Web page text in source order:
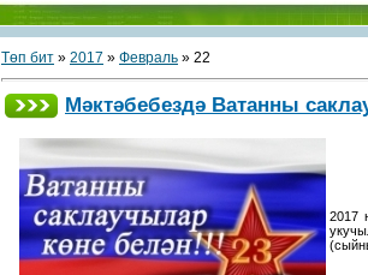
Төп бит » 2017 » Февраль » 22
Мәктәбебездә Ватанны
2017